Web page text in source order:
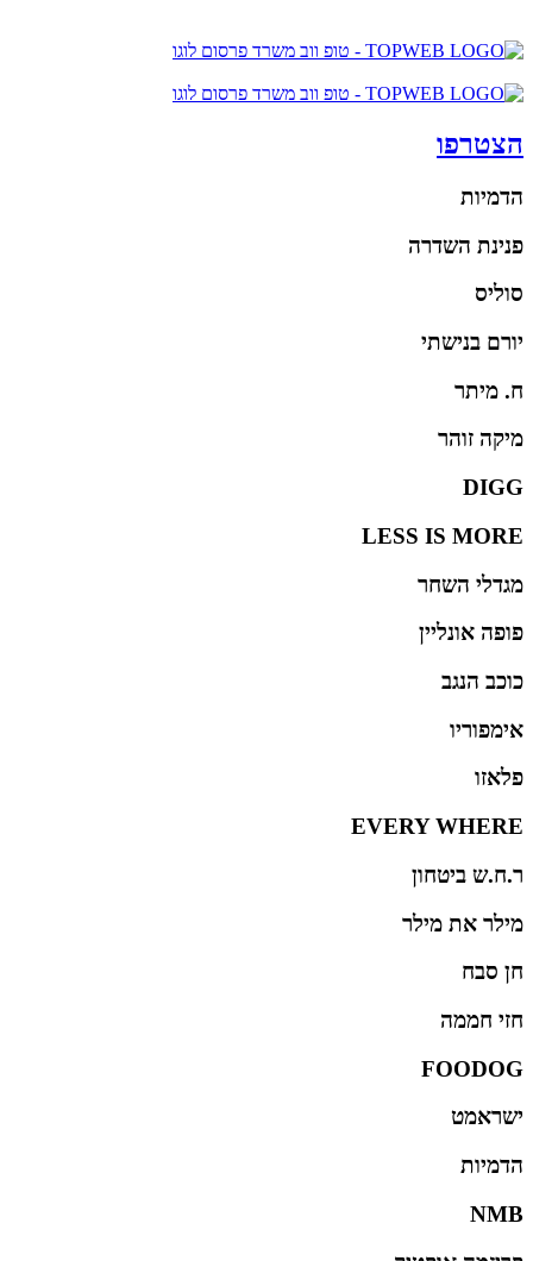
הצטרפו
הדמיות
פנינת השדרה
סוליס
יורם בנישתי
ח. מיתר
מיקה זוהר
DIGG
LESS IS MORE
מגדלי השחר
פופה אונליין
כוכב הנגב
אימפוריו
פלאזו
EVERY WHERE
ר.ח.ש ביטחון
מילר את מילר
חן סבח
חזי חממה
FOODOG
ישראמט
הדמיות
NMB